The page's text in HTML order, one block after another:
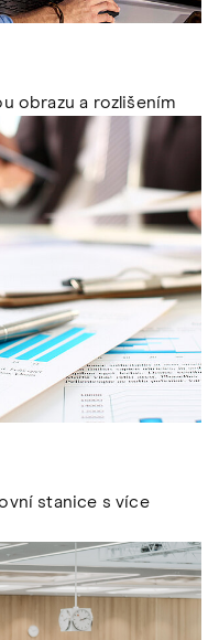
obrazu a rozlišením
stanice s více